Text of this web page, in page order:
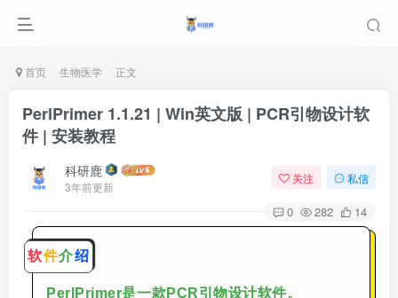
首页 生物医学 正文
PerlPrimer 1.1.21 | Win英文版 | PCR引物设计软
件 | 安装教程
科研鹿
3年前更新
关注 私信
0 282 14
软件介绍
PerlPrimer是一款PCR引物设计软件。